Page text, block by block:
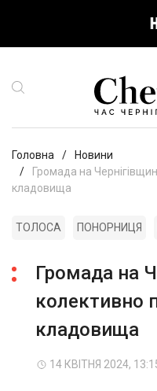
Головна
Новини
Громада на
кладовища
ТОЛОСА ПОНОРНИЦЯ
Громада на
колективно
кладовища
14 КВІТНЯ 2024,